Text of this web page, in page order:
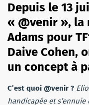
Depuis le 13
« @venir », la
Adams pour
Daive Cohen,
un concept à
C’est quoi @venir ?
handicapée et